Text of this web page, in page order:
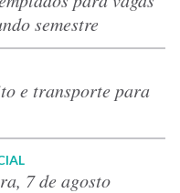
semestre
e transporte para
7 de agosto